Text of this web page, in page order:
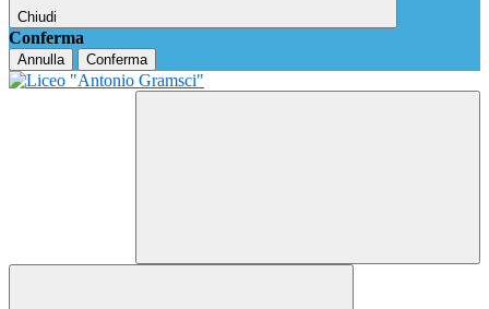
Chiudi
Conferma
Annulla Conferma